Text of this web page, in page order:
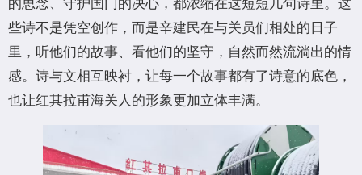
些诗不是凭空创作，而是辛建民在与关员们相处的日子
里，听他们的故事、看他们的坚守，自然而然流淌出的情
感。诗与文相互映衬，让每一个故事都有了诗意的底色，
也让红其拉甫海关人的形象更加立体丰满。